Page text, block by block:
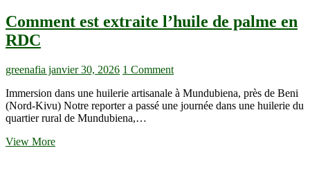
les
exportateurs
aux
du
dollar
et
marchés
Comment est extraite l’huile de palme en
RDC
greenafia janvier 30, 2026 1 Comment
Immersion dans une huilerie artisanale à Mundubiena, près de Beni
(Nord-Kivu) Notre reporter a passé une journée dans une huilerie du
quartier rural de Mundubiena,…
View MoreComment